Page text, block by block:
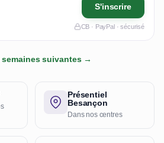
S'inscrire
CB · PayPal · sécurisé
semaines suivantes →
Présentiel
Besançon
Dans nos centres